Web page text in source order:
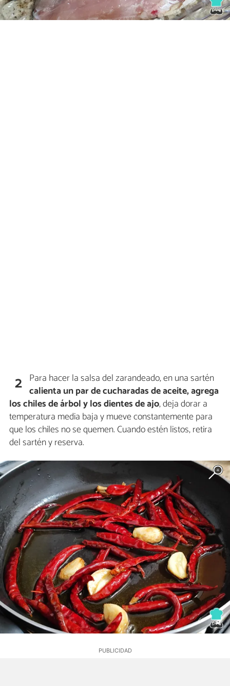
2 Para hacer la salsa del zarandeado, en una sartén
calienta un par de cucharadas de aceite, agrega
los chiles de árbol y los dientes de ajo, deja dorar a
temperatura media baja y mueve constantemente para
que los chiles no se quemen. Cuando estén listos, retira
del sartén y reserva.